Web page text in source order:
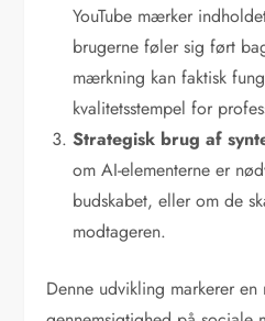
YouTube mærker
brugerne føler sig ført
mærkning kan faktisk
kvalitetsstempel for
Strategisk brug af
om AI-elementerne er
budskabet, eller om de
modtageren.
Denne udvikling markerer